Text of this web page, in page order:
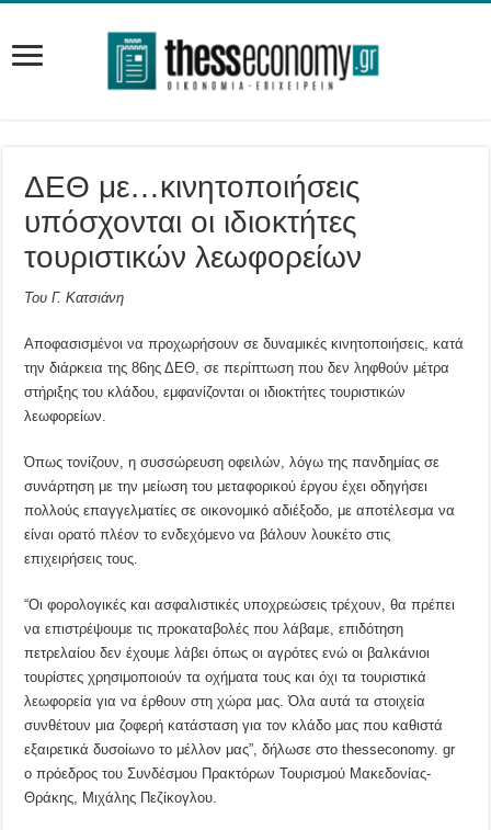
ΔΕΘ με…κινητοποιήσεις
υπόσχονται οι ιδιοκτήτες
τουριστικών λεωφορείων
Του Γ. Κατσιάνη
Αποφασισμένοι να προχωρήσουν σε δυναμικές κινητοποιήσεις, κατά
την διάρκεια της 86ης ΔΕΘ, σε περίπτωση που δεν ληφθούν μέτρα
στήριξης του κλάδου, εμφανίζονται οι ιδιοκτήτες τουριστικών
λεωφορείων.
Όπως τονίζουν, η συσσώρευση οφειλών, λόγω της πανδημίας σε
συνάρτηση με την μείωση του μεταφορικού έργου έχει οδηγήσει
πολλούς επαγγελματίες σε οικονομικό αδιέξοδο, με αποτέλεσμα να
είναι ορατό πλέον το ενδεχόμενο να βάλουν λουκέτο στις
επιχειρήσεις τους.
“Οι φορολογικές και ασφαλιστικές υποχρεώσεις τρέχουν, θα πρέπει
να επιστρέψουμε τις προκαταβολές που λάβαμε, επιδότηση
πετρελαίου δεν έχουμε λάβει όπως οι αγρότες ενώ οι βαλκάνιοι
τουρίστες χρησιμοποιούν τα οχήματα τους και όχι τα τουριστικά
λεωφορεία για να έρθουν στη χώρα μας. Όλα αυτά τα στοιχεία
συνθέτουν μια ζοφερή κατάσταση για τον κλάδο μας που καθιστά
εξαιρετικά δυσοίωνο το μέλλον μας”, δήλωσε στο thesseconomy. gr
ο πρόεδρος του Συνδέσμου Πρακτόρων Τουρισμού Μακεδονίας-
Θράκης, Μιχάλης Πεζίκογλου.